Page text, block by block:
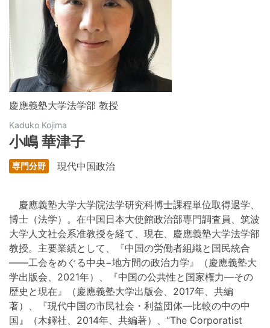
慶應義塾大学法学部 教授
Kaduko Kojima
小嶋 華津子
現代中国政治
慶應義塾大学大学院法学研究科博士課程単位取得退学、
博士（法学）。在中国日本大使館政治部専門調査員、筑波
大学人文社会系准教授を経て、現在、慶應義塾大学法学部
教授。主要業績として、『中国の労働者組織と国民統合
――工会をめぐる中央−地方間の政治力学』（慶應義塾大
学出版会、2021年）、『中国の公共性と国家権力―その
歴史と現在』（慶應義塾大学出版会、2017年、共編
著）、『現代中国の市民社会・利益団体—比較の中の中
国』（木鐸社、2014年、共編著）、“The Corporatist